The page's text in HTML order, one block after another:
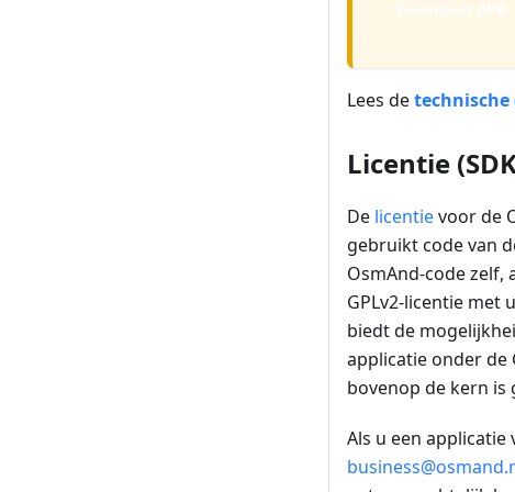
Download APK
Lees de
Licentie
De licentievoor de
gebruikt code van
OsmAnd-code
GPLv2-licentie
biedt de
applicatie onder de
bovenop de kern is
Als u een